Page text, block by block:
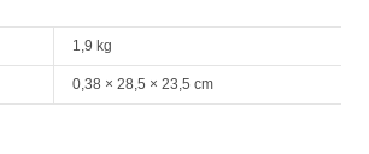
1,9 kg
0,38 × 28,5 × 23,5 cm